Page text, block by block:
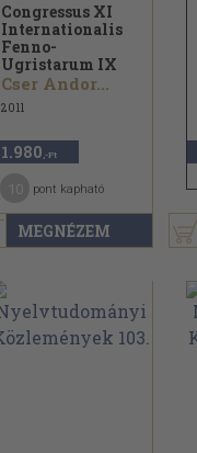
MEGNÉZEM
Congressus XI
Internationalis
Fenno-
Ugristarum IX
Cser Andor...
2011
1.980 ,-Ft
pont kapható